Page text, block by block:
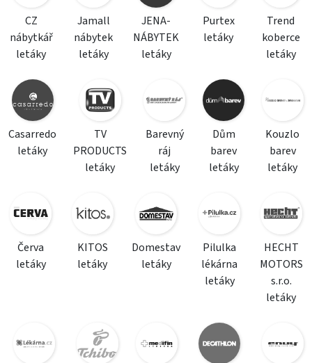
CZ
nábytkář
letáky
Jamall
nábytek
letáky
JENA-
NÁBYTEK
letáky
Purtex
letáky
Trend
koberce
letáky
Casarredo
letáky
TV
PRODUCTS
letáky
Barevný
ráj
letáky
Dům
barev
letáky
Kouzlo
barev
letáky
Červa
letáky
KITOS
letáky
Domestav
letáky
Pilulka
lékárna
letáky
HECHT
MOTORS
s.r.o.
letáky